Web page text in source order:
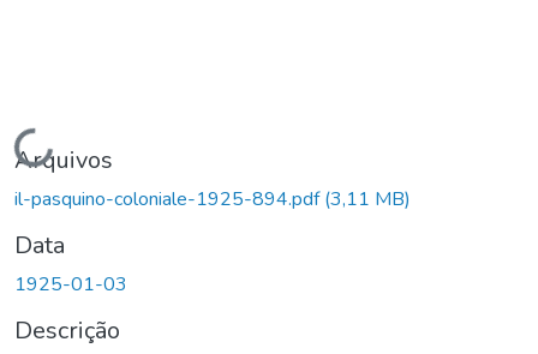
Carregando...
Arquivos
il-pasquino-coloniale-1925-894.pdf(3,11 MB)
Data
1925-01-03
Descrição